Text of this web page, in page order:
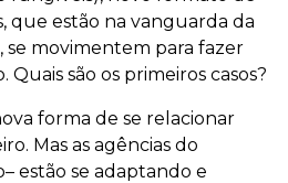
que estão na vanguarda da
movimentem para fazer
são os primeiros casos?
forma de se relacionar
Mas as agências do
estão se adaptando e